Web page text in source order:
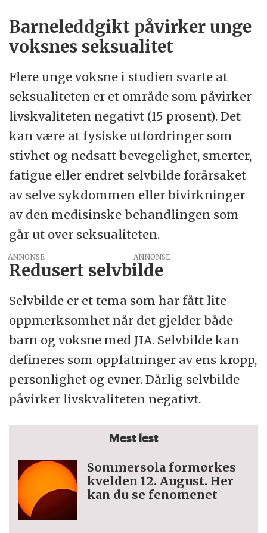
Barneleddgikt påvirker unge
voksnes seksualitet
Flere unge voksne i studien svarte at
seksualiteten er et område som påvirker
livskvaliteten negativt (15 prosent). Det
kan være at fysiske utfordringer som
stivhet og nedsatt bevegelighet, smerter,
fatigue eller endret selvbilde forårsaket
av selve sykdommen eller bivirkninger
av den medisinske behandlingen som
går ut over seksualiteten.
ANNONSE
Redusert selvbilde
Selvbilde er et tema som har fått lite
oppmerksomhet når det gjelder både
barn og voksne med JIA. Selvbilde kan
defineres som oppfatninger av ens kropp,
personlighet og evner. Dårlig selvbilde
påvirker livskvaliteten negativt.
Mest lest
Sommersola formørkes
kvelden 12. August. Her
kan du se fenomenet